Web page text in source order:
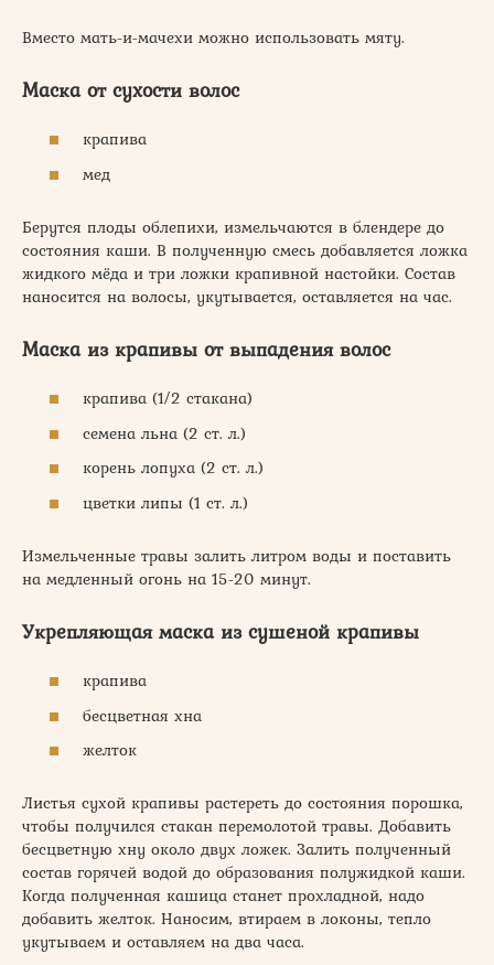
Вместо мать-и-мачехи можно использовать мяту.
Маска от сухости волос
крапива
мед
Берутся плоды облепихи, измельчаются в блендере до
состояния каши. В полученную смесь добавляется ложка
жидкого мёда и три ложки крапивной настойки. Состав
наносится на волосы, укутывается, оставляется на час.
Маска из крапивы от выпадения волос
крапива (1/2 стакана)
семена льна (2 ст. л.)
корень лопуха (2 ст. л.)
цветки липы (1 ст. л.)
Измельченные травы залить литром воды и поставить
на медленный огонь на 15-20 минут.
Укрепляющая маска из сушеной крапивы
крапива
бесцветная хна
желток
Листья сухой крапивы растереть до состояния порошка,
чтобы получился стакан перемолотой травы. Добавить
бесцветную хну около двух ложек. Залить полученный
состав горячей водой до образования полужидкой каши.
Когда полученная кашица станет прохладной, надо
добавить желток. Наносим, втираем в локоны, тепло
укутываем и оставляем на два часа.